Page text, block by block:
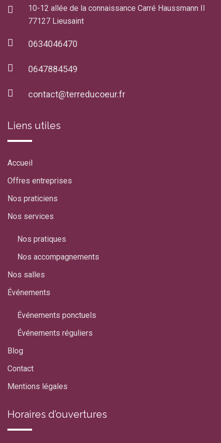
10-12 allée de la connaissance Carré Haussmann II
77127 Lieusaint
0634046470
0647884549
contact@terreducoeur.fr
Liens utiles
Accueil
Offres entreprises
Nos praticiens
Nos services
Nos pratiques
Nos accompagnements
Nos salles
Événements
Événements ponctuels
Événements réguliers
Blog
Contact
Mentions légales
Horaires d’ouvertures